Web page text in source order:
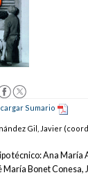
Sumario
Gil, Javier
técnico: Ana María
María Bonet Conesa,